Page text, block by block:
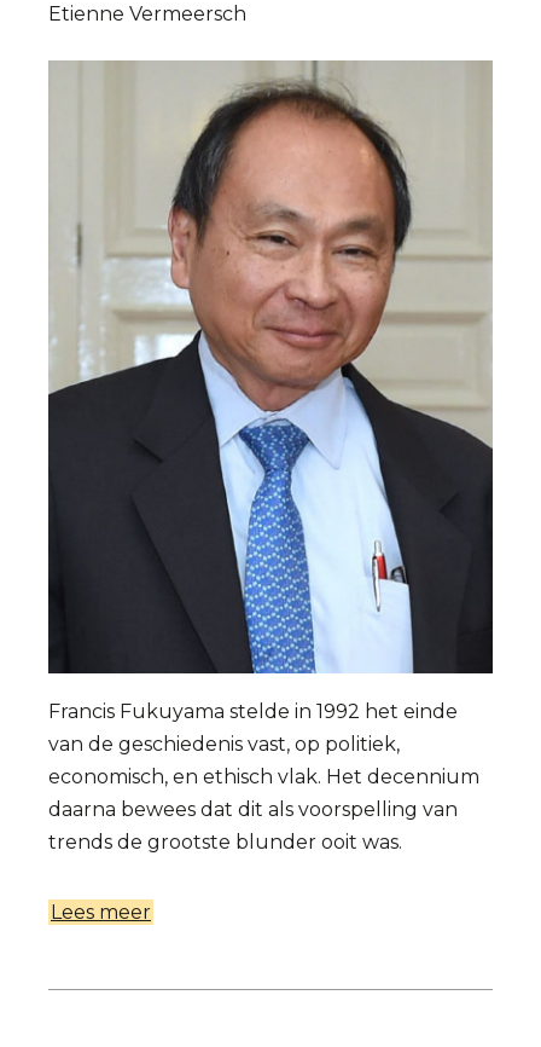
Etienne Vermeersch
Francis Fukuyama stelde in 1992 het einde
van de geschiedenis vast, op politiek,
economisch, en ethisch vlak. Het decennium
daarna bewees dat dit als voorspelling van
trends de grootste blunder ooit was.
Lees meer